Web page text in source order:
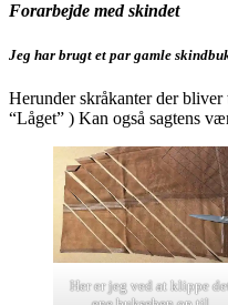
Forarbejde med skindet
Jeg har brugt et par gamle
Herunder skråkanter der
“Låget” ) Kan også sagtens
Her er jeg ved at klippe